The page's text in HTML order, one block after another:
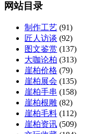
网站目录
制作工艺 (91)
匠人访谈 (92)
图文鉴赏 (137)
大咖论柏 (313)
崖柏价格 (79)
崖柏展会 (135)
崖柏手串 (158)
崖柏根雕 (82)
崖柏毛料 (112)
崖柏资讯 (509)